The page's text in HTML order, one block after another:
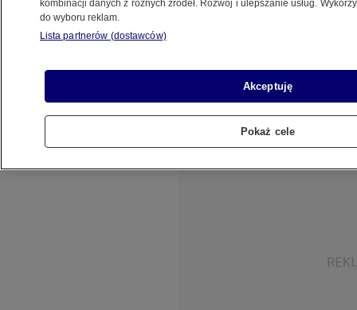
Międzynarodowa Agencja Energii Atomowej
jego programu nuklearnego. Termin ponownego
spotkania wyznaczono na 28 października.
Szczegółów nie ujawniono.
kombinacji danych z różnych źródeł. Rozwój i ulepszanie usług.
do wyboru reklam.
Lista partnerów (dostawców)
Akceptuję
Pokaż cele